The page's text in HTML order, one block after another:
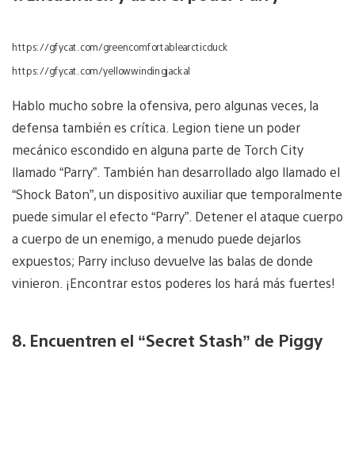
https://gfycat.com/greencomfortablearcticduck
https://gfycat.com/yellowwindingjackal
Hablo mucho sobre la ofensiva, pero algunas veces, la
defensa también es crítica. Legion tiene un poder
mecánico escondido en alguna parte de Torch City
llamado “Parry”. También han desarrollado algo llamado el
“Shock Baton”, un dispositivo auxiliar que temporalmente
puede simular el efecto “Parry”. Detener el ataque cuerpo
a cuerpo de un enemigo, a menudo puede dejarlos
expuestos; Parry incluso devuelve las balas de donde
vinieron. ¡Encontrar estos poderes los hará más fuertes!
8. Encuentren el “Secret Stash” de Piggy